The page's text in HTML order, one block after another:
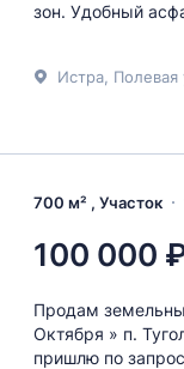
зон. Удобный
Истра, Полевая
700 м² , Участок
100 000
Продам
Октября » п.
пришлю по